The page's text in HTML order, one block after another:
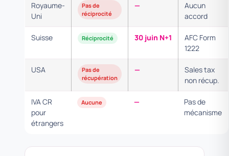
Royaume-
Uni
Pas de
réciprocité
—
Aucun
accord
Suisse Réciprocité 30 juin N+1
AFC Form
1222
USA
Pas de
récupération
—
Sales tax
non récup.
IVA CR
pour
étrangers
Aucune —
Pas de
mécanisme